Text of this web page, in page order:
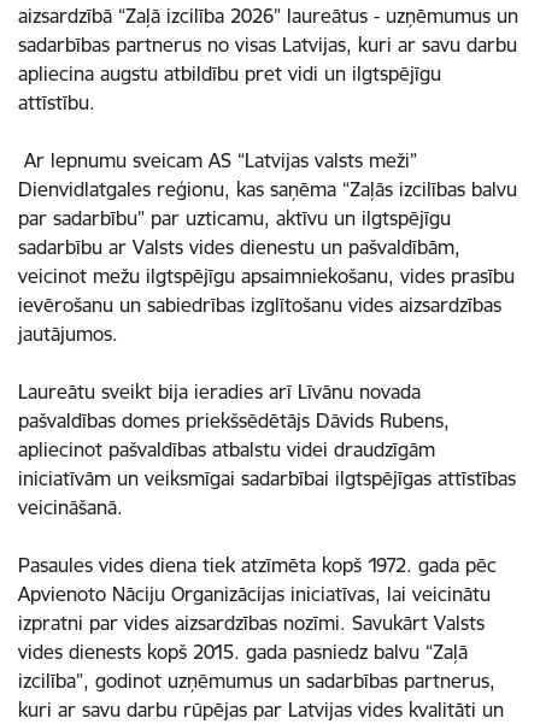
aizsardzībā “Zaļā izcilība 2026” laureātus - uzņēmumus un
sadarbības partnerus no visas Latvijas, kuri ar savu darbu
apliecina augstu atbildību pret vidi un ilgtspējīgu
attīstību.
Ar lepnumu sveicam AS “Latvijas valsts meži”
Dienvidlatgales reģionu, kas saņēma “Zaļās izcilības balvu
par sadarbību” par uzticamu, aktīvu un ilgtspējīgu
sadarbību ar Valsts vides dienestu un pašvaldībām,
veicinot mežu ilgtspējīgu apsaimniekošanu, vides prasību
ievērošanu un sabiedrības izglītošanu vides aizsardzības
jautājumos.
Laureātu sveikt bija ieradies arī Līvānu novada
pašvaldības domes priekšsēdētājs Dāvids Rubens,
apliecinot pašvaldības atbalstu videi draudzīgām
iniciatīvām un veiksmīgai sadarbībai ilgtspējīgas attīstības
veicināšanā.
Pasaules vides diena tiek atzīmēta kopš 1972. gada pēc
Apvienoto Nāciju Organizācijas iniciatīvas, lai veicinātu
izpratni par vides aizsardzības nozīmi. Savukārt Valsts
vides dienests kopš 2015. gada pasniedz balvu “Zaļā
izcilība”, godinot uzņēmumus un sadarbības partnerus,
kuri ar savu darbu rūpējas par Latvijas vides kvalitāti un